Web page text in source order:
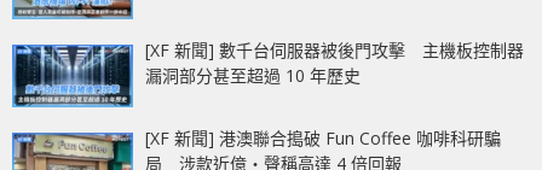
[XF 新聞] 數千台伺服器被後門攻擊 主機板控制器
漏洞部分甚至超過 10 年歷史
[XF 新聞] 港澳聯合搗破 Fun Coffee 咖啡科研騙
局 涉款近億‧聲稱高達 4 倍回報